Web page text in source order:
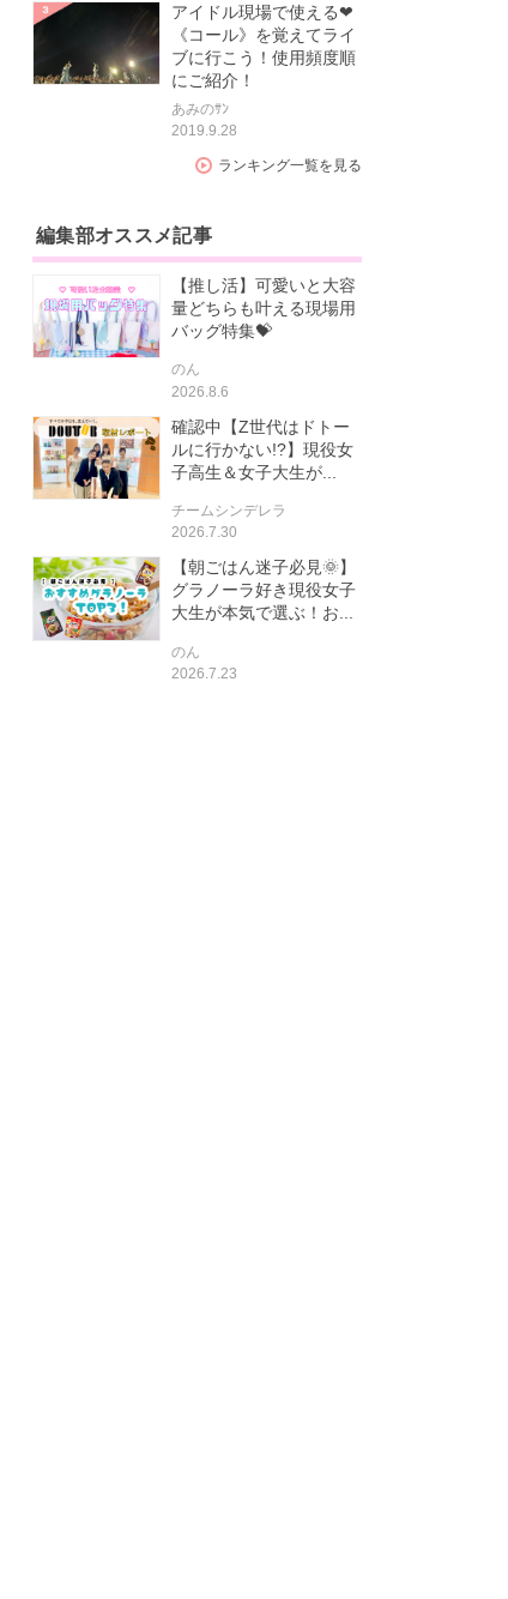
アイドル現場で使える❤
《コール》を覚えてライ
ブに行こう！使用頻度順
にご紹介！
あみのｻﾝ
2019.9.28
ランキング一覧を見る
編集部オススメ記事
【推し活】可愛いと大容
量どちらも叶える現場用
バッグ特集💝
のん
2026.8.6
確認中【Z世代はドトー
ルに行かない!?】現役女
子高生＆女子大生が...
チームシンデレラ
2026.7.30
【朝ごはん迷子必見🌞】
グラノーラ好き現役女子
大生が本気で選ぶ！お...
のん
2026.7.23